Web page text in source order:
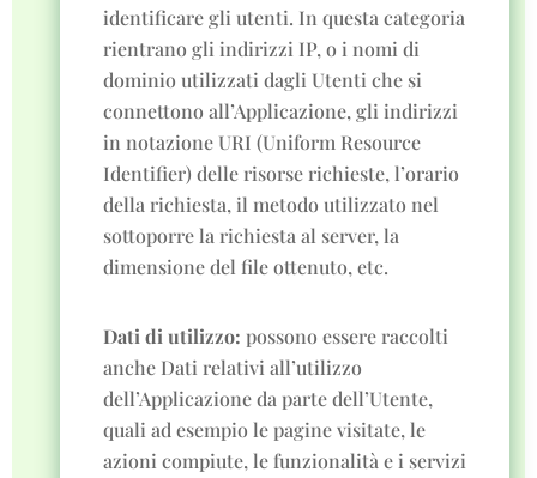
identificare gli utenti. In questa categoria
rientrano gli indirizzi IP, o i nomi di
dominio utilizzati dagli Utenti che si
connettono all’Applicazione, gli indirizzi
in notazione URI (Uniform Resource
Identifier) delle risorse richieste, l’orario
della richiesta, il metodo utilizzato nel
sottoporre la richiesta al server, la
dimensione del file ottenuto, etc.
Dati di utilizzo: possono essere raccolti
anche Dati relativi all’utilizzo
dell’Applicazione da parte dell’Utente,
quali ad esempio le pagine visitate, le
azioni compiute, le funzionalità e i servizi